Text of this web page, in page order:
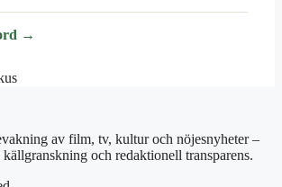
→
av film, tv, kultur och nöjesnyheter –
och redaktionell transparens.